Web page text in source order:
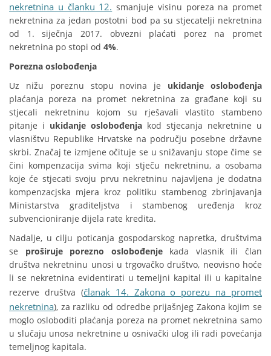
nekretnina u članku 12. smanjuje visinu poreza na promet
nekretnina za jedan postotni bod pa su stjecatelji nekretnina
od 1. siječnja 2017. obvezni plaćati porez na promet
nekretnina po stopi od 4%.
Porezna oslobođenja
Uz nižu poreznu stopu novina je ukidanje oslobođenja
plaćanja poreza na promet nekretnina za građane koji su
stjecali nekretninu kojom su rješavali vlastito stambeno
pitanje i ukidanje oslobođenja kod stjecanja nekretnine u
vlasništvu Republike Hrvatske na području posebne državne
skrbi. Značaj te izmjene očituje se u snižavanju stope čime se
čini kompenzacija svima koji stječu nekretninu, a osobama
koje će stjecati svoju prvu nekretninu najavljena je dodatna
kompenzacjska mjera kroz politiku stambenog zbrinjavanja
Ministarstva graditeljstva i stambenog uređenja kroz
subvencioniranje dijela rate kredita.
Nadalje, u cilju poticanja gospodarskog napretka, društvima
se proširuje porezno oslobođenjekada vlasnik ili član
društva nekretninu unosi u trgovačko društvo, neovisno hoće
li se nekretnina evidentirati u temeljni kapital ili u kapitalne
rezerve društva (članak 14. Zakona o porezu na promet
nekretnina), za razliku od odredbe prijašnjeg Zakona kojim se
moglo osloboditi plaćanja poreza na promet nekretnina samo
u slučaju unosa nekretnine u osnivački ulog ili radi povećanja
temeljnog kapitala.